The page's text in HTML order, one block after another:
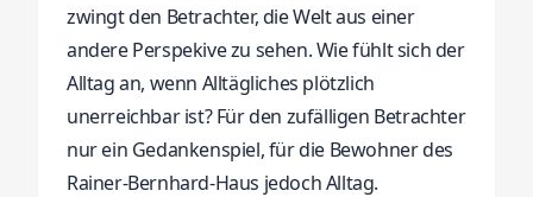
zwingt den Betrachter, die Welt aus einer
andere Perspekive zu sehen. Wie fühlt sich der
Alltag an, wenn Alltägliches plötzlich
unerreichbar ist? Für den zufälligen Betrachter
nur ein Gedankenspiel, für die Bewohner des
Rainer-Bernhard-Haus jedoch Alltag.